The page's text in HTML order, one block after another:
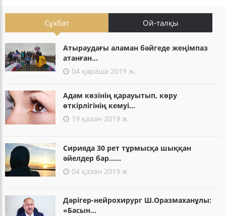
Сұхбат Ой-талқы
Атыраудағы аламан бәйгеде жеңімпаз
атанған...
04 қараша 2019 ж.
Адам көзінің қарауытып, көру
өткірлігінің кемуі...
19 қазан 2019 ж.
Сирияда 30 рет тұрмысқа шыққан
әйелдер бар......
04 қазан 2019 ж.
Дәрігер-нейрохирург Ш.Оразмаханұлы:
«Басын...